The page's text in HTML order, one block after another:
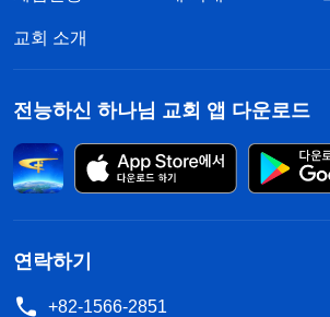
교회 소개
전능하신 하나님 교회 앱 다운로드
연락하기
+82-1566-2851